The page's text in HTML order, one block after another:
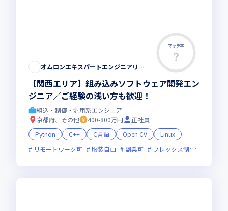
マッチ率
オムロンエキスパートエンジニアリング株式会社
【関西エリア】組み込みソフトウェア開発エン
ジニア／ご経験の浅い方も歓迎！
組込・制御・汎用系エンジニア
京都府、その他
400-800万円
正社員
Python
C++ C言語 Open CV
Linux
リモートワーク可
服装自由 副業可 フレックス制度あり